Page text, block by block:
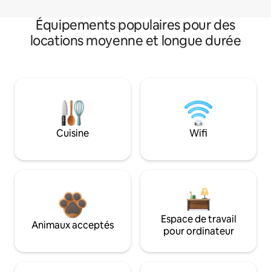
Équipements populaires pour des
locations moyenne et longue durée
Cuisine Wifi
Animaux acceptés
Espace de travail
pour ordinateur